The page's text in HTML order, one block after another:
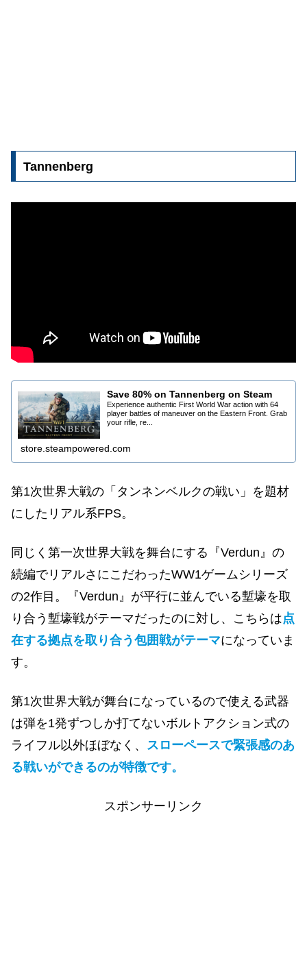
Tannenberg
Save 80% on Tannenberg on Steam
Experience authentic First World War action with 64
player battles of maneuver on the Eastern Front. Grab
your rifle, re...
store.steampowered.com
第1次世界大戦の「タンネンベルクの戦い」を題材
にしたリアル系FPS。
同じく第一次世界大戦を舞台にする『Verdun』の
続編でリアルさにこだわったWW1ゲームシリーズ
の2作目。『Verdun』が平行に並んでいる塹壕を取
り合う塹壕戦がテーマだったのに対し、こちらは点
在する拠点を取り合う包囲戦がテーマになっていま
す。
第1次世界大戦が舞台になっているので使える武器
は弾を1発ずつしか打てないボルトアクション式の
ライフル以外ほぼなく、 スローペースで緊張感のあ
る戦いができるのが特徴です。
スポンサーリンク